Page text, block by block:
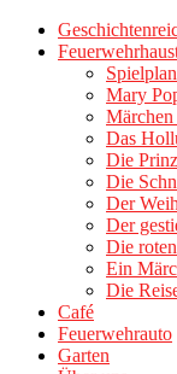
Mary
Das
Die
Die
Der
Der
Die
Ein
Die
Café
Feuerwehrauto
Garten